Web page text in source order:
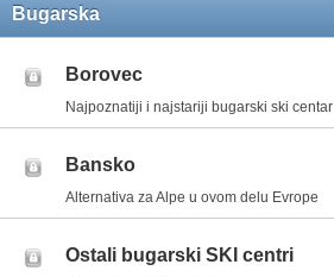
Bugarska
Borovec
Najpoznatiji i najstariji bugarski ski centar
Bansko
Alternativa za Alpe u ovom delu Evrope
Ostali bugarski SKI centri